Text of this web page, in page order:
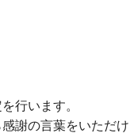
行います。
謝の言葉をいただけ